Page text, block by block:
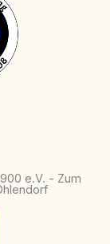
e.V. - Zum